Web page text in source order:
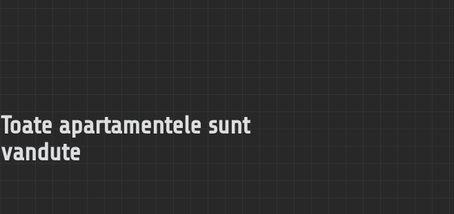
Toate apartamentele sunt
vandute